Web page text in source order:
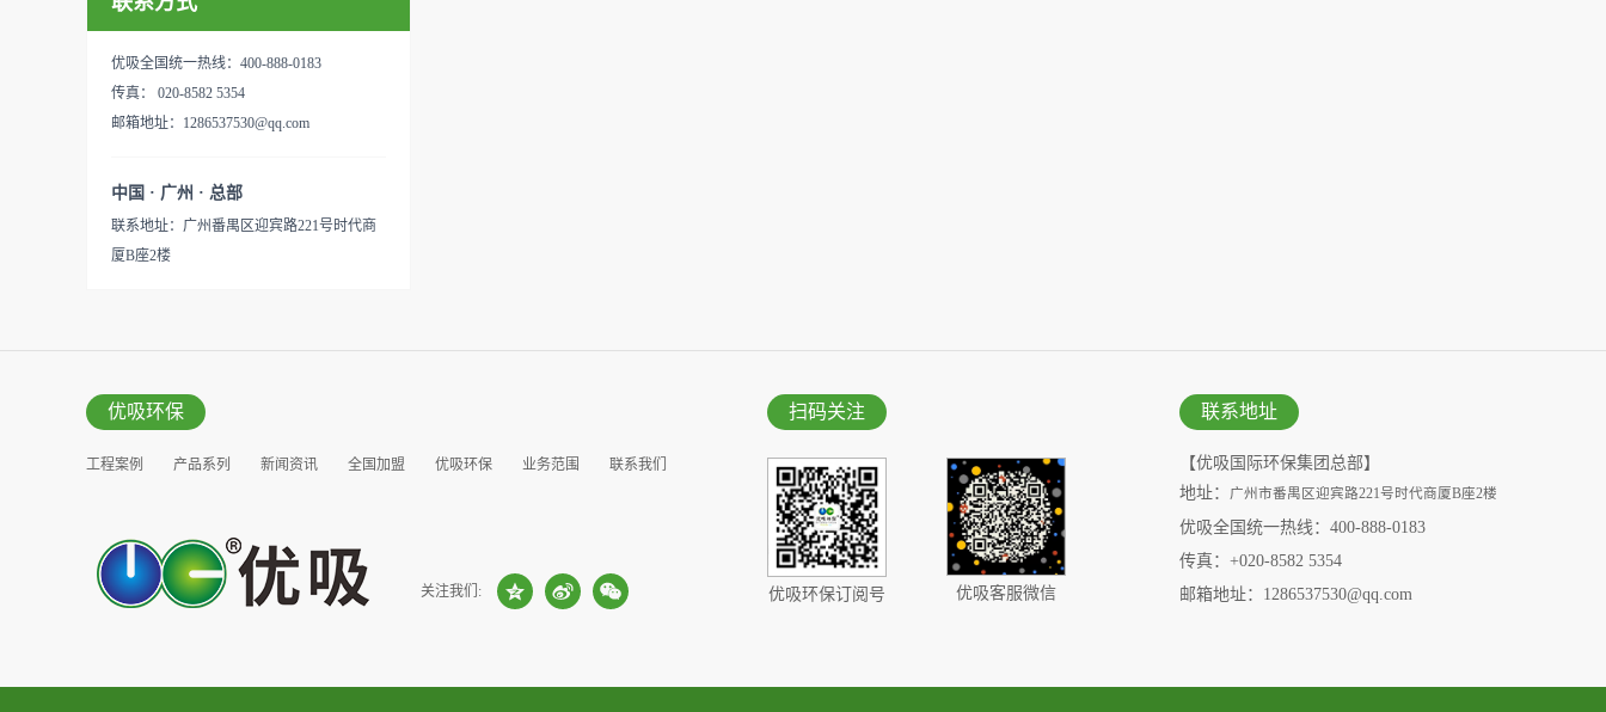
所、使用方法：见产品说明手
用。放在车里不仅能装饰更能
的研发出治理甲醛的产品，而
我们的“醛博士”就担此重任。
产
体碳。优吸活性炭具有较强的
吸附性，广泛应用于生产、生
活中。主要功能：吸附异味应
用范围：汽车、冰箱、食品
优吸全国统一热线：400-888-0183
传真： 020-8582 5354
邮箱地址：1286537530@qq.com
中国 · 广州 · 总部
联系地址：广州番禺区迎宾路221号时代商
厦B座2楼
优吸环保
工程案例 产品系列 新闻资讯 全国加盟 优吸环保 业务范围
联系我们
关注我们:
扫码关注
优吸环保订阅号 优吸客服微信
联系地址
【优吸国际环保集团总部】
地址：
广州市番禺区迎宾路221号时代商厦B座2楼
优吸全国统一热线：400-888-0183
传真：+020-8582 5354
邮箱地址：1286537530@qq.com